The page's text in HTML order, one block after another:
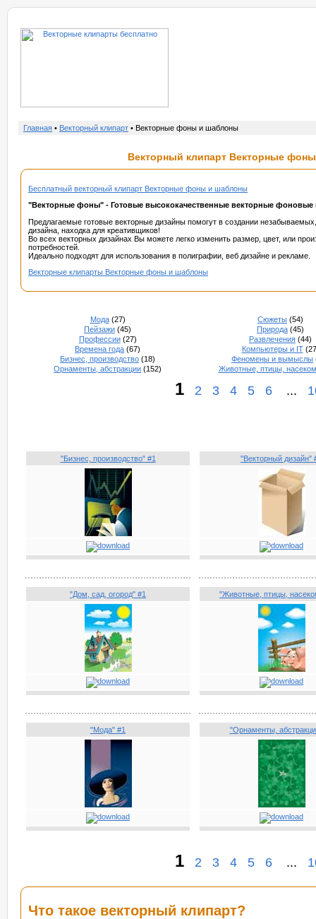
Главная • Векторный клипарт • Векторные фоны и шаблоны
Векторный клипарт Векторные
Бесплатный векторный клипарт Векторные фоны и шаблоны
"Векторные фоны" - Готовые высококачественные векторные фоновые
Предлагаемые готовые векторные дизайны помогут в создании
дизайна, находка для креативщиков!
Во всех векторных дизайнах Вы можете легко изменить размер, цвет, или
потребностей.
Идеально подходят для использования в полиграфии, веб дизайне и рекламе.
Векторные клипарты Векторные фоны и шаблоны
Мода(27) Сюжеты (54)
Пейзажи (45) Природа (45)
Профессии(27) Развлечения (44)
Времена года (67) Компьютеры и IT
Бизнес, производство (18) Феномены и вымыслы
Орнаменты, абстракции (152) Животные, птицы,
1 2 3 4 5 6 ...
"Бизнес, производство" #1 "Векторный дизайн"
"Дом, сад, огород" #1 "Животные, птицы,
"Мода" #1 "Орнаменты,
1 2 3 4 5 6 ...
Что такое векторный клипарт?